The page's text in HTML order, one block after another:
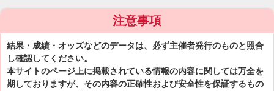
注意事項
結果・成績・オッズなどのデータは、必ず主催者発行のものと照合
し確認してください。
本サイトのページ上に掲載されている情報の内容に関しては万全を
期しておりますが、その内容の正確性および安全性を保証するもの